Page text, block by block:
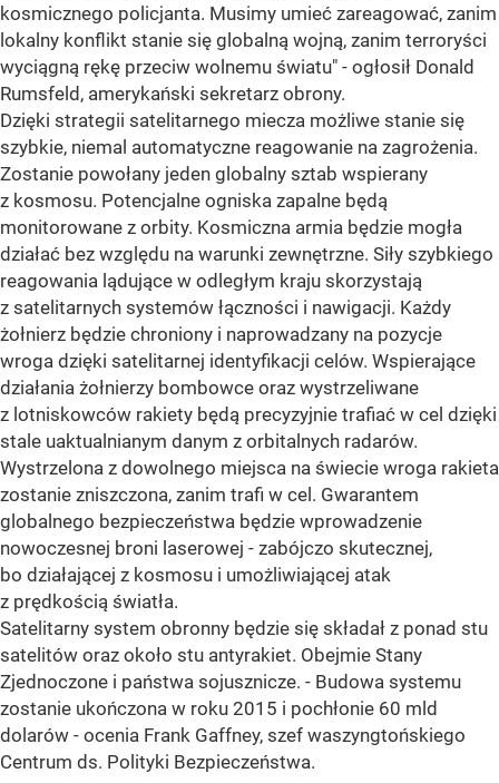
kosmicznego policjanta. Musimy umieć zareagować, zanim
lokalny konflikt stanie się globalną wojną, zanim terroryści
wyciągną rękę przeciw wolnemu światu" - ogłosił Donald
Rumsfeld, amerykański sekretarz obrony.
Dzięki strategii satelitarnego miecza możliwe stanie się
szybkie, niemal automatyczne reagowanie na zagrożenia.
Zostanie powołany jeden globalny sztab wspierany
z kosmosu. Potencjalne ogniska zapalne będą
monitorowane z orbity. Kosmiczna armia będzie mogła
działać bez względu na warunki zewnętrzne. Siły szybkiego
reagowania lądujące w odległym kraju skorzystają
z satelitarnych systemów łączności i nawigacji. Każdy
żołnierz będzie chroniony i naprowadzany na pozycje
wroga dzięki satelitarnej identyfikacji celów. Wspierające
działania żołnierzy bombowce oraz wystrzeliwane
z lotniskowców rakiety będą precyzyjnie trafiać w cel dzięki
stale uaktualnianym danym z orbitalnych radarów.
Wystrzelona z dowolnego miejsca na świecie wroga rakieta
zostanie zniszczona, zanim trafi w cel. Gwarantem
globalnego bezpieczeństwa będzie wprowadzenie
nowoczesnej broni laserowej - zabójczo skutecznej,
bo działającej z kosmosu i umożliwiającej atak
z prędkością światła.
Satelitarny system obronny będzie się składał z ponad stu
satelitów oraz około stu antyrakiet. Obejmie Stany
Zjednoczone i państwa sojusznicze. - Budowa systemu
zostanie ukończona w roku 2015 i pochłonie 60 mld
dolarów - ocenia Frank Gaffney, szef waszyngtońskiego
Centrum ds. Polityki Bezpieczeństwa.